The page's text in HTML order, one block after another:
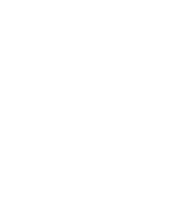
La incorporación de
francés desenvolver
aunque cuando juego
importante es